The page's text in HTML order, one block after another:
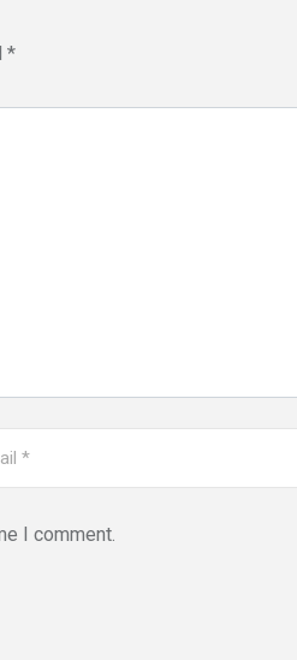
*
I comment.